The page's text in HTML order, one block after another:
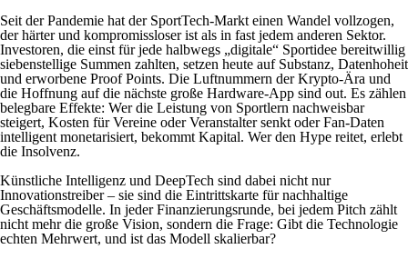
Seit der Pandemie hat der SportTech-Markt einen Wandel vollzogen,
der härter und kompromissloser ist als in fast jedem anderen Sektor.
Investoren, die einst für jede halbwegs „digitale“ Sportidee bereitwillig
siebenstellige Summen zahlten, setzen heute auf Substanz, Datenhoheit
und erworbene Proof Points. Die Luftnummern der Krypto-Ära und
die Hoffnung auf die nächste große Hardware-App sind out. Es zählen
belegbare Effekte: Wer die Leistung von Sportlern nachweisbar
steigert, Kosten für Vereine oder Veranstalter senkt oder Fan-Daten
intelligent monetarisiert, bekommt Kapital. Wer den Hype reitet, erlebt
die Insolvenz.
Künstliche Intelligenz und DeepTech sind dabei nicht nur
Innovationstreiber – sie sind die Eintrittskarte für nachhaltige
Geschäftsmodelle. In jeder Finanzierungsrunde, bei jedem Pitch zählt
nicht mehr die große Vision, sondern die Frage: Gibt die Technologie
echten Mehrwert, und ist das Modell skalierbar?